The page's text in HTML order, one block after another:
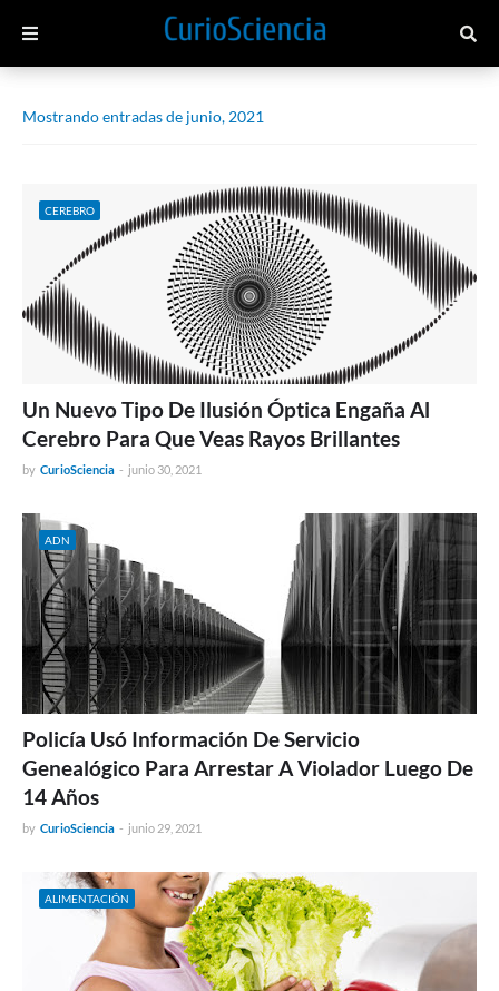
Mostrando entradas de junio, 2021
CEREBRO
Un Nuevo Tipo De Ilusión Óptica Engaña Al
Cerebro Para Que Veas Rayos Brillantes
by CurioSciencia - junio 30, 2021
ADN
Policía Usó Información De Servicio
Genealógico Para Arrestar A Violador Luego De
14 Años
by CurioSciencia - junio 29, 2021
ALIMENTACIÓN